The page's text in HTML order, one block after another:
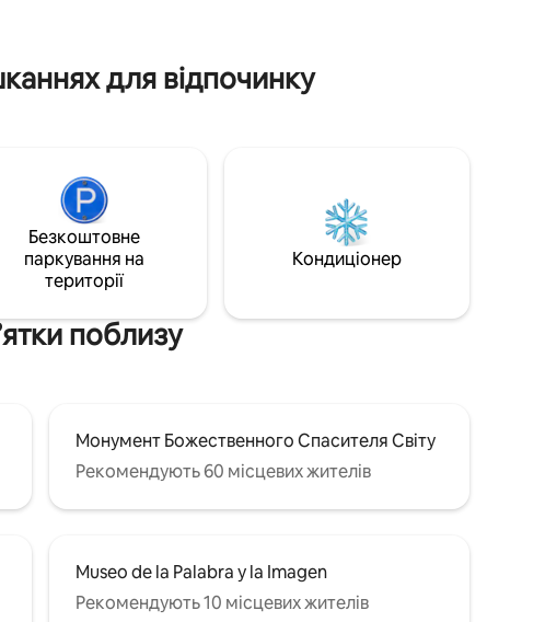
панорамним видом і чудовою погодою,
ми будемо раді допомогти вам.
для відпочинку
Безкоштовне
паркування на
території
Кондиціонер
поблизу
Монумент Божественного Спасителя Світу
Рекомендують 60 місцевих жителів
Museo de la Palabra y la Imagen
Рекомендують 10 місцевих жителів